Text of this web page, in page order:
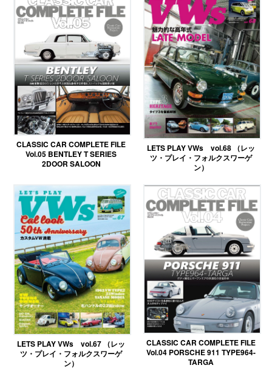
CLASSIC CAR COMPLETE FILE
Vol.05 BENTLEY T SERIES
2DOOR SALOON
LETS PLAY VWs vol.68 （レッ
ツ・プレイ・フォルクスワーゲ
ン）
LETS PLAY VWs vol.67 （レッ
ツ・プレイ・フォルクスワーゲ
ン）
CLASSIC CAR COMPLETE FILE
Vol.04 PORSCHE 911 TYPE964-
TARGA